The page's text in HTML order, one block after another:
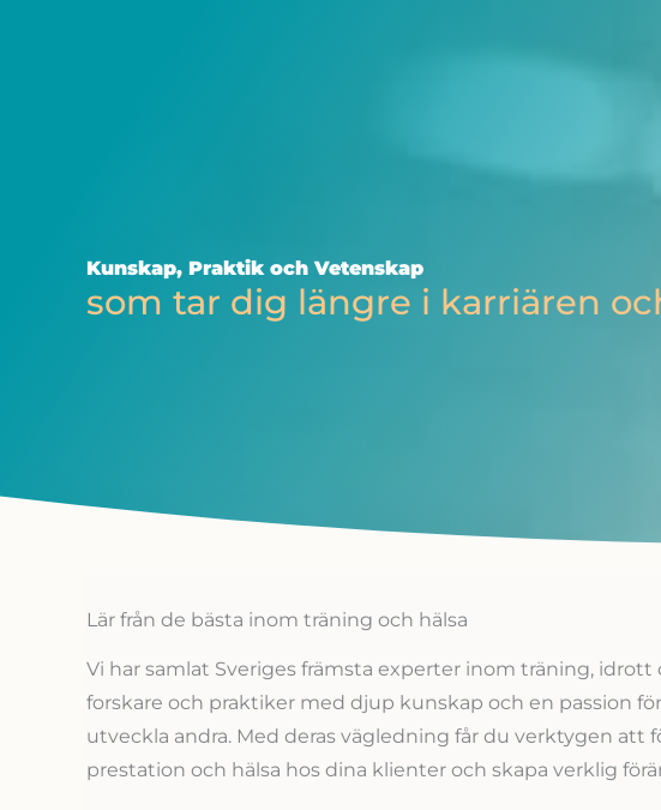
Kunskap, Praktik och Vetenskap
som tar dig längre i karriären
Lär från de bästa inom träning och hälsa
Vi har samlat Sveriges främsta experter inom träning, idrott
forskare och praktiker med djup kunskap och en passion
utveckla andra. Med deras vägledning får du verktygen att
prestation och hälsa hos dina klienter och skapa verklig